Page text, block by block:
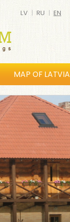
LV | RU | EN
MAP OF LATVIA